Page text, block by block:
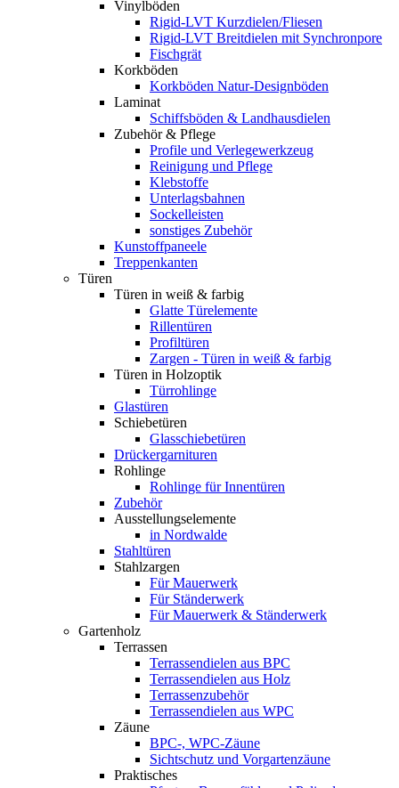
Vinylböden
Rigid-LVT Kurzdielen/Fliesen
Rigid-LVT Breitdielen mit Synchronpore
Fischgrät
Korkböden
Korkböden Natur-Designböden
Laminat
Schiffsböden & Landhausdielen
Zubehör & Pflege
Profile und Verlegewerkzeug
Reinigung und Pflege
Klebstoffe
Unterlagsbahnen
Sockelleisten
sonstiges Zubehör
Kunstoffpaneele
Treppenkanten
Türen
Türen in weiß & farbig
Glatte Türelemente
Rillentüren
Profiltüren
Zargen - Türen in weiß & farbig
Türen in Holzoptik
Türrohlinge
Glastüren
Schiebetüren
Glasschiebetüren
Drückergarnituren
Rohlinge
Rohlinge für Innentüren
Zubehör
Ausstellungselemente
in Nordwalde
Stahltüren
Stahlzargen
Für Mauerwerk
Für Ständerwerk
Für Mauerwerk & Ständerwerk
Gartenholz
Terrassen
Terrassendielen aus BPC
Terrassendielen aus Holz
Terrassenzubehör
Terrassendielen aus WPC
Zäune
BPC-, WPC-Zäune
Sichtschutz und Vorgartenzäune
Praktisches